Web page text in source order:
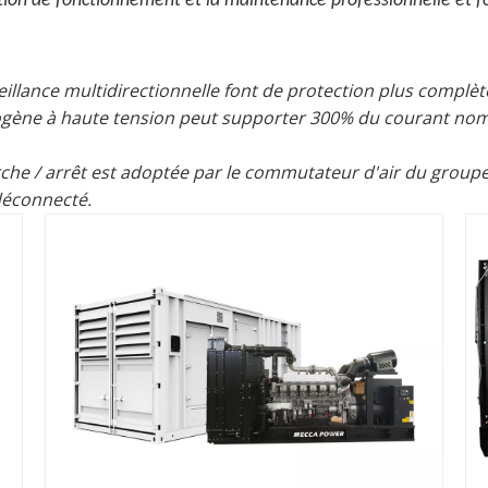
multidirectionnelle font de protection plus
à haute tension peut supporter 300% du courant
/ arrêt est adoptée par le commutateur d'air du